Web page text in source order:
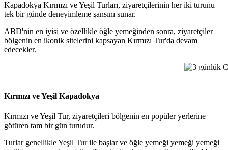
Kapadokya Kırmızı ve Yeşil Turları, ziyaretçilerinin her iki turunu
tek bir günde deneyimleme şansını sunar.
ABD'nin en iyisi ve özellikle öğle yemeğinden sonra, ziyaretçiler
bölgenin en ikonik sitelerini kapsayan Kırmızı Tur'da devam
edecekler.
Kırmızı ve Yeşil Kapadokya
Kırmızı ve Yeşil Tur, ziyaretçileri bölgenin en popüler yerlerine
götüren tam bir gün turudur.
Turlar genellikle Yeşil Tur ile başlar ve öğle yemeği yemeği yemeği